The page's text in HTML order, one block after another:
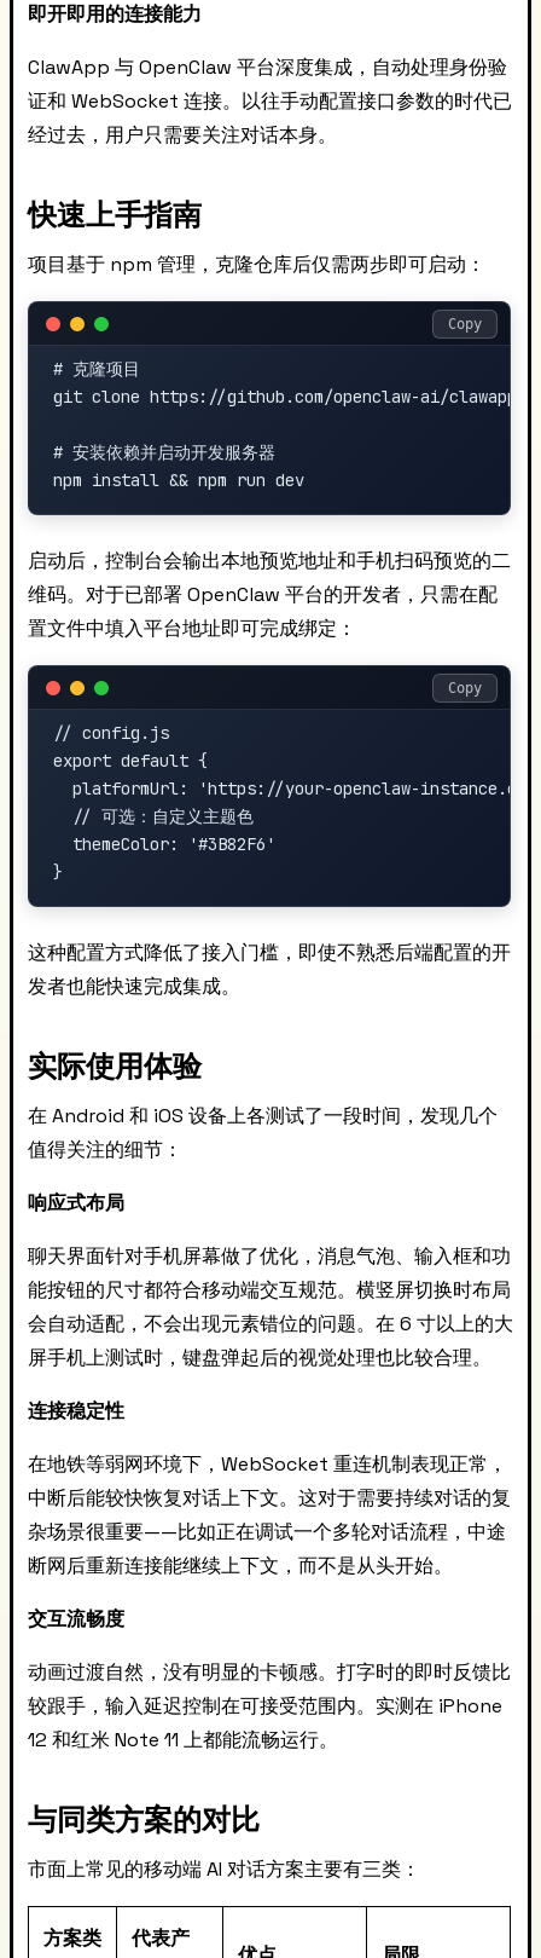
即开即用的连接能力
ClawApp 与 OpenClaw 平台深度集成，自动处理身份验
证和 WebSocket 连接。以往手动配置接口参数的时代已
经过去，用户只需要关注对话本身。
快速上手指南
项目基于 npm 管理，克隆仓库后仅需两步即可启动：
# 克隆项目
git clone https://github.com/openclaw-ai/
# 安装依赖并启动开发服务器
Copy
启动后，控制台会输出本地预览地址和手机扫码预览的二
维码。对于已部署 OpenClaw 平台的开发者，只需在配
置文件中填入平台地址即可完成绑定：
// config.js
export default {
platformUrl: 'https://your-openclaw-
  // 可选：自定义主题色
  themeColor: '#3B82F6'
Copy
这种配置方式降低了接入门槛，即使不熟悉后端配置的开
发者也能快速完成集成。
实际使用体验
在 Android 和 iOS 设备上各测试了一段时间，发现几个
值得关注的细节：
响应式布局
聊天界面针对手机屏幕做了优化，消息气泡、输入框和功
能按钮的尺寸都符合移动端交互规范。横竖屏切换时布局
会自动适配，不会出现元素错位的问题。在 6 寸以上的大
屏手机上测试时，键盘弹起后的视觉处理也比较合理。
连接稳定性
在地铁等弱网环境下，WebSocket 重连机制表现正常，
中断后能较快恢复对话上下文。这对于需要持续对话的复
杂场景很重要——比如正在调试一个多轮对话流程，中途
断网后重新连接能继续上下文，而不是从头开始。
交互流畅度
动画过渡自然，没有明显的卡顿感。打字时的即时反馈比
较跟手，输入延迟控制在可接受范围内。实测在 iPhone
12 和红米 Note 11 上都能流畅运行。
与同类方案的对比
市面上常见的移动端 AI 对话方案主要有三类：
方案类 代表产